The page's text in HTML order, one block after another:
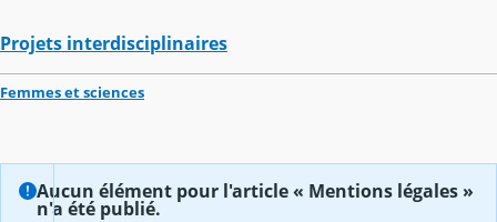
Projets interdisciplinaires
Femmes et sciences
Aucun élément pour l'article « Mentions légales »
n'a été publié.